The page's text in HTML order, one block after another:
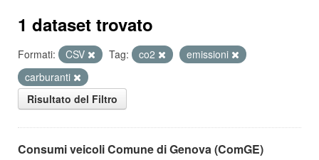
1 dataset trovato
Formati: CSV Tag: co2
emissioni
carburanti
Risultato del Filtro
Consumi veicoli Comune di Genova (ComGE)